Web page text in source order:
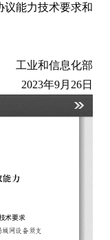
议能力技术要求和
工业和信息化部
2023年9月26日